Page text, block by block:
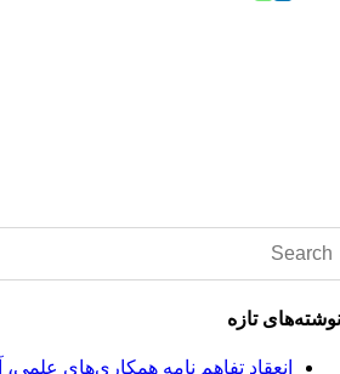
تازه
انعقاد تفاهم نامه همکاری‌های